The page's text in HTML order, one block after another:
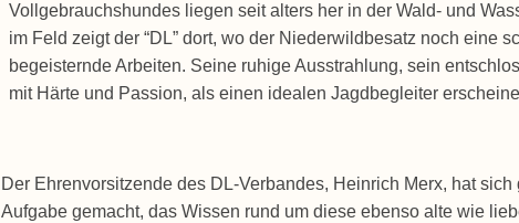
Vollgebrauchshundes liegen seit alters her in der Wald- und
im Feld zeigt der “DL” dort, wo der Niederwildbesatz noch eine
begeisternde Arbeiten. Seine ruhige Ausstrahlung, sein
mit Härte und Passion, als einen idealen Jagdbegleiter
Der Ehrenvorsitzende des DL-Verbandes, Heinrich Merx, hat
Aufgabe gemacht, das Wissen rund um diese ebenso alte wie